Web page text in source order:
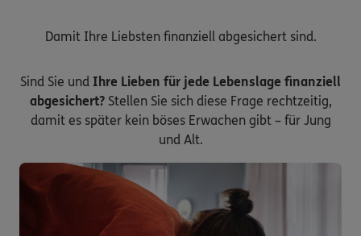
Damit Ihre Liebsten finanziell abgesichert sind.
Sind Sie und Ihre Lieben für jede Lebenslage finanziell
abgesichert?Stellen Sie sich diese Frage rechtzeitig,
damit es später kein böses Erwachen gibt – für Jung
und Alt.